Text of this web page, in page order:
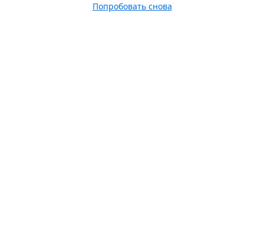
Попробовать снова